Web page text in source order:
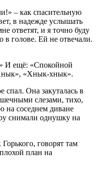
– как спасительную
в надежде услышать
ответят, и я точно буду
в голове. Ей не отвечали.
И ещё: «Спокойной
«Хнык-хнык».
спал. Она закуталась в
слезами, тихо,
на соседнем диване
снимали однушку на
говорят там
план на